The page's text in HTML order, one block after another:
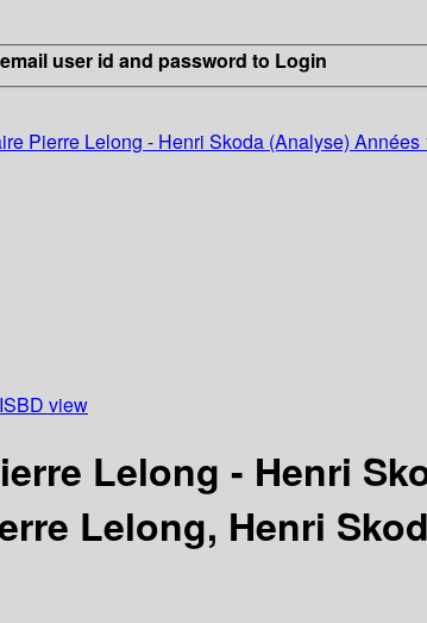
user id and password to Login
Pierre Lelong - Henri Skoda (Analyse) Années
ISBD view
Lelong - Henri
Lelong, Henri